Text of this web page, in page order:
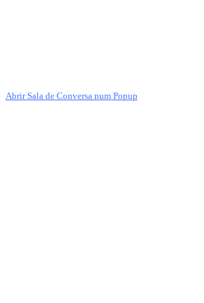
Abrir Sala de Conversa num Popup